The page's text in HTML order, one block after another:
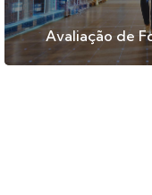
Avaliação de